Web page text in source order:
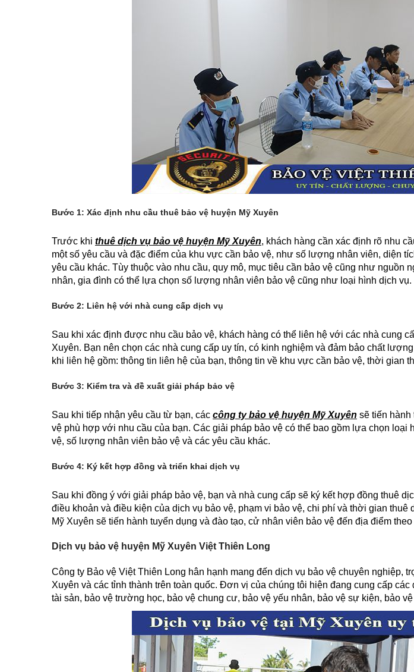
Bước 1: Xác định nhu cầu thuê bảo vệ huyện Mỹ Xuyên
Trước khi thuê dịch vụ bảo vệ huyện Mỹ Xuyên, khách hàng cần xác định rõ nhu
một số yêu cầu và đặc điểm của khu vực cần bảo vệ, như số lượng nhân viên, diện
yêu cầu khác. Tùy thuộc vào nhu cầu, quy mô, mục tiêu cần bảo vệ cũng như nguồn
nhân, gia đình có thể lựa chọn số lượng nhân viên bảo vệ cũng như loại hình dịch vụ.
Bước 2: Liên hệ với nhà cung cấp dịch vụ
Sau khi xác định được nhu cầu bảo vệ, khách hàng có thể liên hệ với các nhà cung
Xuyên. Bạn nên chọn các nhà cung cấp uy tín, có kinh nghiệm và đảm bảo chất
khi liên hệ gồm: thông tin liên hệ của bạn, thông tin về khu vực cần bảo vệ, thời gian
Bước 3: Kiểm tra và đề xuất giải pháp bảo vệ
Sau khi tiếp nhận yêu cầu từ bạn, các công ty bảo vệ huyện Mỹ Xuyên sẽ tiến hành
vệ phù hợp với nhu cầu của bạn. Các giải pháp bảo vệ có thể bao gồm lựa chọn loại
vệ, số lượng nhân viên bảo vệ và các yêu cầu khác.
Bước 4: Ký kết hợp đồng và triển khai dịch vụ
Sau khi đồng ý với giải pháp bảo vệ, bạn và nhà cung cấp sẽ ký kết hợp đồng thuê
điều khoản và điều kiện của dịch vụ bảo vệ, phạm vi bảo vệ, chi phí và thời gian thuê
Mỹ Xuyên sẽ tiến hành tuyển dụng và đào tạo, cử nhân viên bảo vệ đến địa điểm
Dịch vụ bảo vệ huyện Mỹ Xuyên Việt Thiên Long
Công ty Bảo vệ Việt Thiên Long hân hạnh mang đến dịch vụ bảo vệ chuyên nghiệp,
Xuyên và các tỉnh thành trên toàn quốc. Đơn vị của chúng tôi hiện đang cung cấp
tài sản, bảo vệ trường học, bảo vệ chung cư, bảo vệ yếu nhân, bảo vệ sự kiện, bảo vệ